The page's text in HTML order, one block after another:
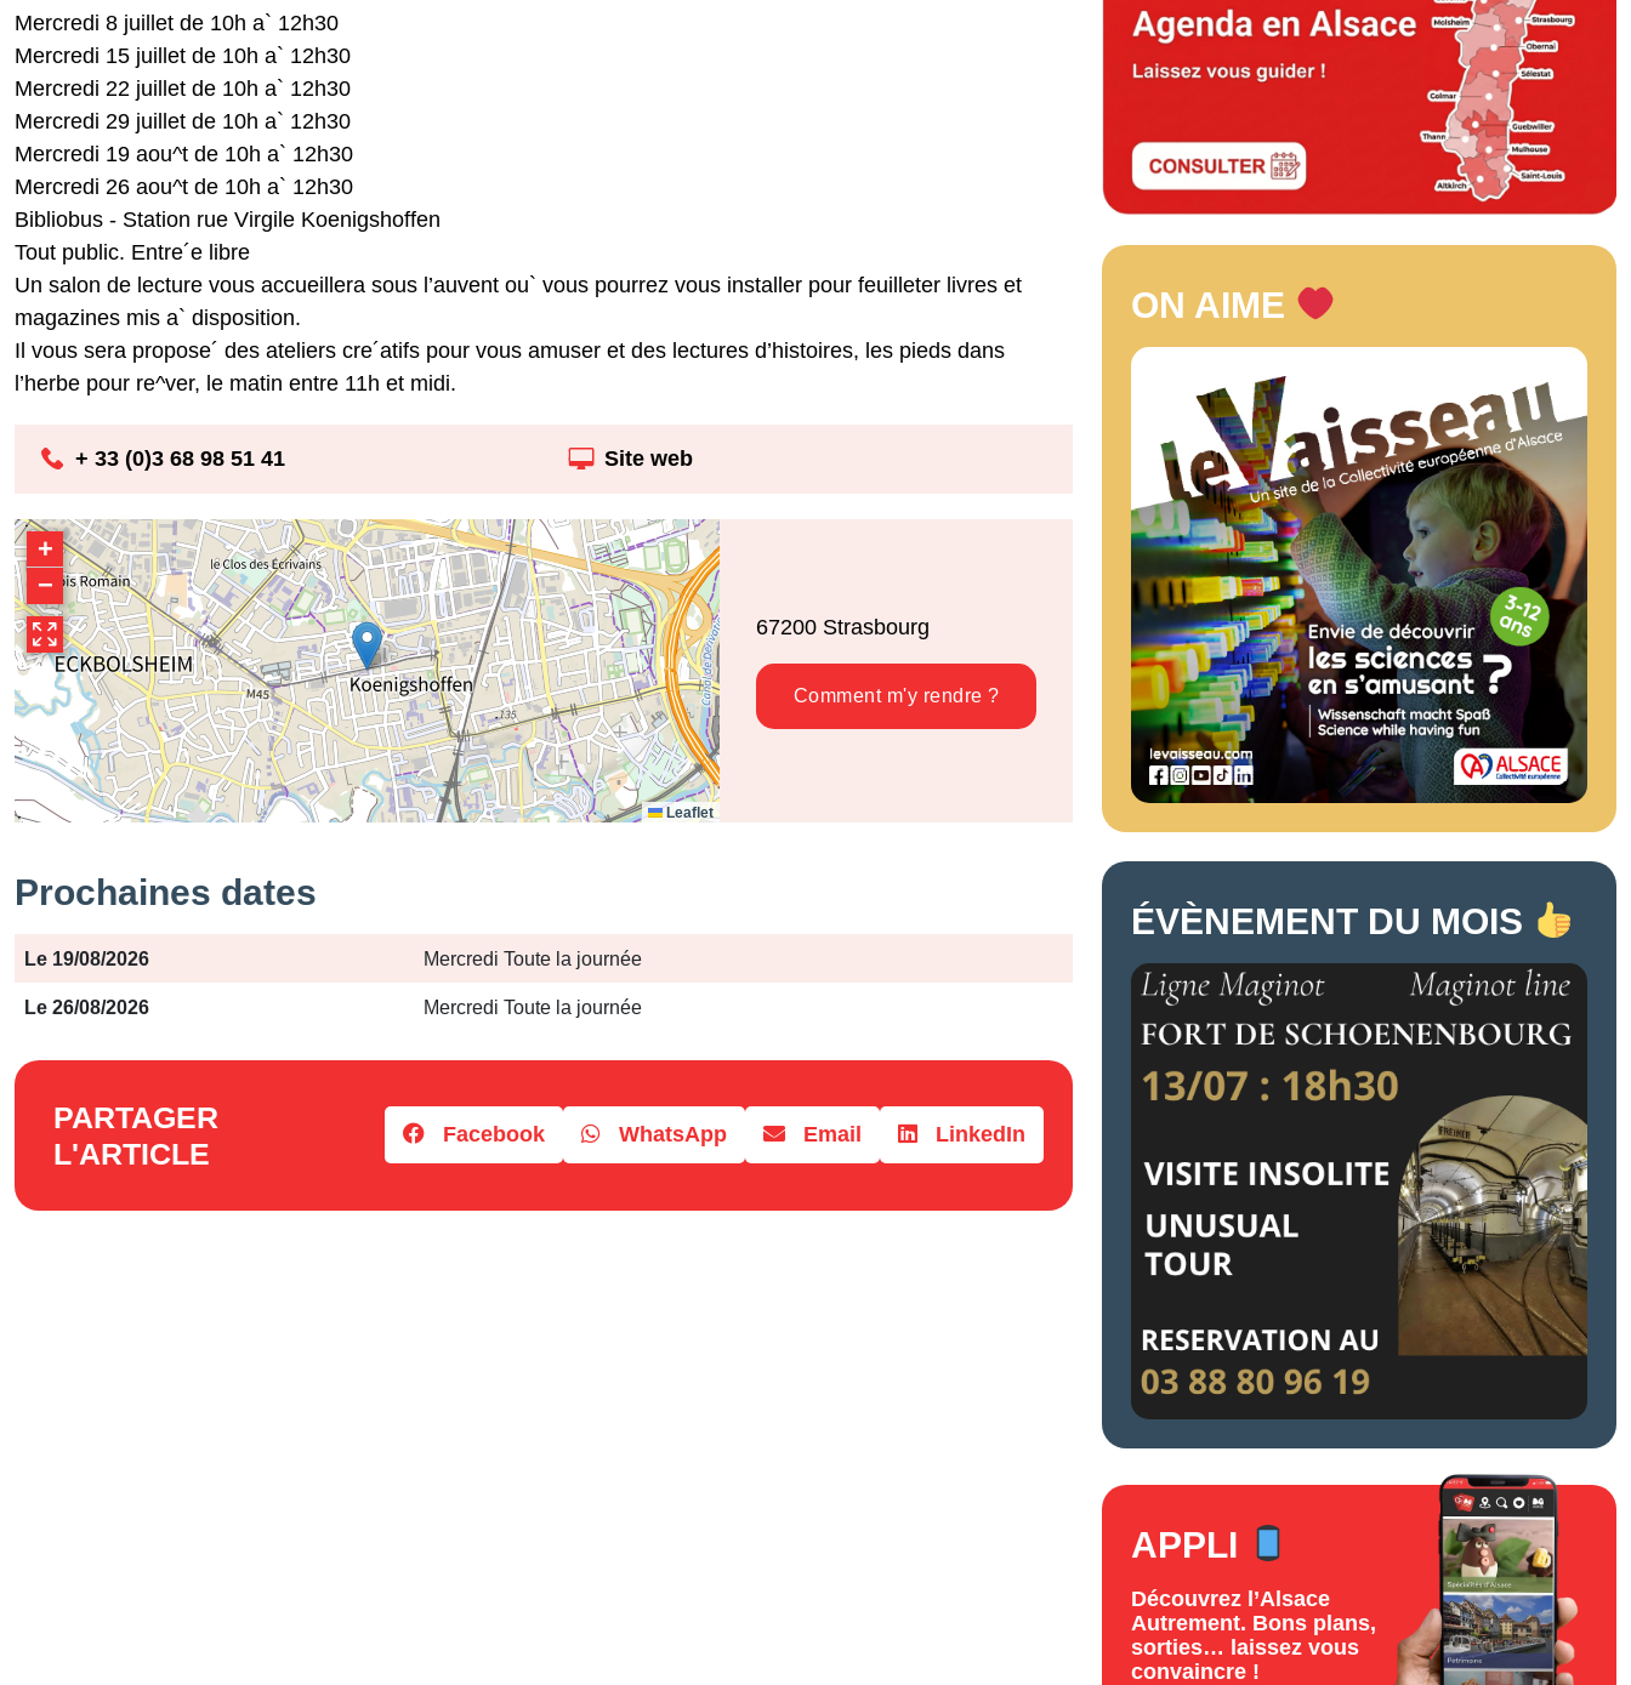
Mercredi 8 juillet de 10h a` 12h30
Mercredi 15 juillet de 10h a` 12h30
Mercredi 22 juillet de 10h a` 12h30
Mercredi 29 juillet de 10h a` 12h30
Mercredi 19 aou^t de 10h a` 12h30
Mercredi 26 aou^t de 10h a` 12h30
Bibliobus - Station rue Virgile Koenigshoffen
Tout public. Entre´e libre
Un salon de lecture vous accueillera sous l’auvent ou` vous pourrez vous installer pour feuilleter livres et
magazines mis a` disposition.
Il vous sera propose´ des ateliers cre´atifs pour vous amuser et des lectures d’histoires, les pieds dans
l’herbe pour re^ver, le matin entre 11h et midi.
+ 33 (0)3 68 98 51 41 Site web
+
−
Leaflet
67200 Strasbourg
Comment m'y rendre ?
Prochaines dates
Période Jours
Le 19/08/2026 Mercredi Toute la journée
Le 26/08/2026 Mercredi Toute la journée
PARTAGER
L'ARTICLE
Facebook WhatsApp Email LinkedIn
ON AIME
ÉVÈNEMENT DU MOIS
APPLI
Découvrez l’Alsace
Autrement. Bons plans,
sorties… laissez vous
convaincre !